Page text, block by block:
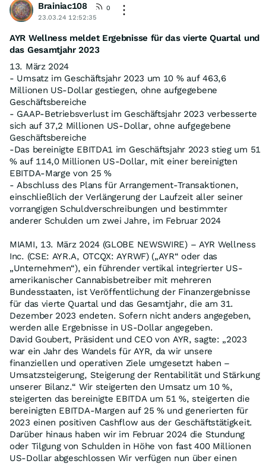
Brainiac108
0
23.03.24 12:52:35
AYR Wellness meldet Ergebnisse für das vierte Quartal und
das Gesamtjahr 2023
13. März 2024
- Umsatz im Geschäftsjahr 2023 um 10 % auf 463,6
Millionen US-Dollar gestiegen, ohne aufgegebene
Geschäftsbereiche
- GAAP-Betriebsverlust im Geschäftsjahr 2023 verbesserte
sich auf 37,2 Millionen US-Dollar, ohne aufgegebene
Geschäftsbereiche
-Das bereinigte EBITDA1 im Geschäftsjahr 2023 stieg um 51
% auf 114,0 Millionen US-Dollar, mit einer bereinigten
EBITDA-Marge von 25 %
- Abschluss des Plans für Arrangement-Transaktionen,
einschließlich der Verlängerung der Laufzeit aller seiner
vorrangigen Schuldverschreibungen und bestimmter
anderer Schulden um zwei Jahre, im Februar 2024
MIAMI, 13. März 2024 (GLOBE NEWSWIRE) – AYR Wellness
Inc. (CSE: AYR.A, OTCQX: AYRWF) („AYR“ oder das
„Unternehmen“), ein führender vertikal integrierter US-
amerikanischer Cannabisbetreiber mit mehreren
Bundesstaaten, ist Veröffentlichung der Finanzergebnisse
für das vierte Quartal und das Gesamtjahr, die am 31.
Dezember 2023 endeten. Sofern nicht anders angegeben,
werden alle Ergebnisse in US-Dollar angegeben.
David Goubert, Präsident und CEO von AYR, sagte: „2023
war ein Jahr des Wandels für AYR, da wir unsere
finanziellen und operativen Ziele umgesetzt haben –
Umsatzsteigerung, Steigerung der Rentabilität und Stärkung
unserer Bilanz.“ Wir steigerten den Umsatz um 10 %,
steigerten das bereinigte EBITDA um 51 %, steigerten die
bereinigten EBITDA-Margen auf 25 % und generierten für
2023 einen positiven Cashflow aus der Geschäftstätigkeit.
Darüber hinaus haben wir im Februar 2024 die Stundung
oder Tilgung von Schulden in Höhe von fast 400 Millionen
US-Dollar abgeschlossen Wir verfügen nun über einen